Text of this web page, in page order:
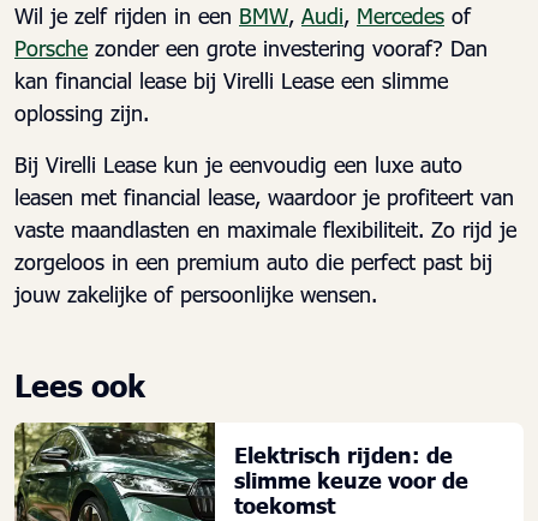
Wil je zelf rijden in een BMW, Audi, Mercedes of
Porsche zonder een grote investering vooraf? Dan
kan financial lease bij Virelli Lease een slimme
oplossing zijn.
Bij Virelli Lease kun je eenvoudig een luxe auto
leasen met financial lease, waardoor je profiteert van
vaste maandlasten en maximale flexibiliteit. Zo rijd je
zorgeloos in een premium auto die perfect past bij
jouw zakelijke of persoonlijke wensen.
Lees ook
Elektrisch rijden: de
slimme keuze voor de
toekomst